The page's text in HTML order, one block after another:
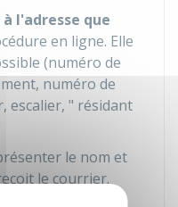
l'adresse que
en ligne. Elle
(numéro de
numéro de
escalier, " résidant
le nom et
le courrier.